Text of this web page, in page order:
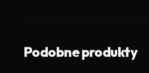
Podobne produkty